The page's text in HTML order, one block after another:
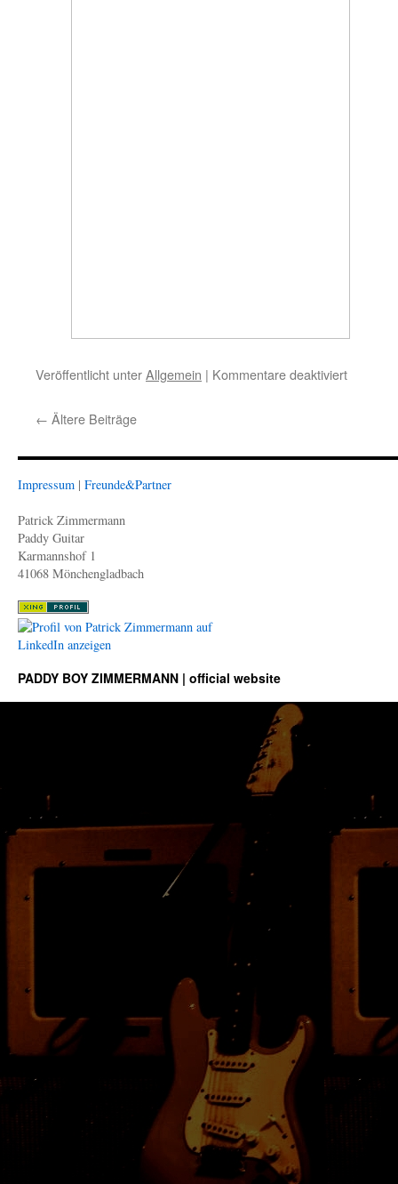
Veröffentlicht unterAllgemein | Kommentare deaktiviert
← Ältere Beiträge
Impressum | Freunde&Partner
Patrick Zimmermann
Paddy Guitar
Karmannshof 1
41068 Mönchengladbach
PADDY BOY ZIMMERMANN | official website